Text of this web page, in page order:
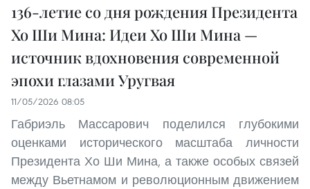
136-летие со дня рождения Президента
Хо Ши Мина: Идеи Хо Ши Мина —
источник вдохновения современной
эпохи глазами Уругвая
11/05/2026 08:05
Габриэль Массарович поделился глубокими
оценками исторического масштаба личности
Президента Хо Ши Мина, а также особых связей
между Вьетнамом и революционным движением